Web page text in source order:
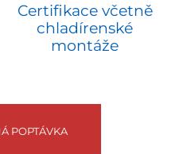
Certifikace včetně
chladírenské
montáže
POPTÁVKA